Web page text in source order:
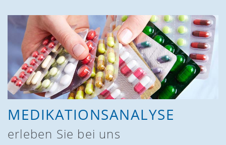
MEDIKATIONS­ANALYSE
erleben Sie bei uns